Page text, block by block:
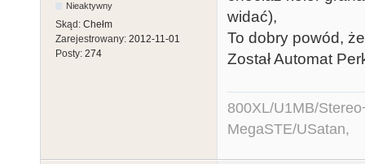
Nieaktywny
Skąd: Chełm
Zarejestrowany: 2012-11-01
Posty: 274
widać),
To dobry powód,
Został Automat
800XL/U1MB/
MegaSTE/USatan,